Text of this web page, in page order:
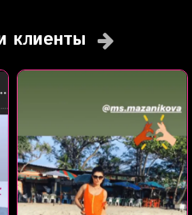
клиенты